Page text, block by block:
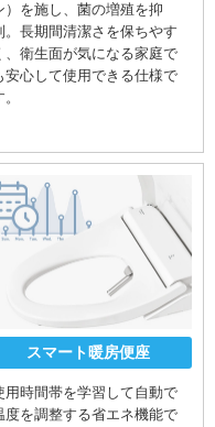
）を施し、菌の増殖を抑
。長期間清潔さを保ちやす
、衛生面が気になる家庭で
安心して使用できる仕様で
スマート暖房便座
用時間帯を学習して自動で
度を調整する省エネ機能で